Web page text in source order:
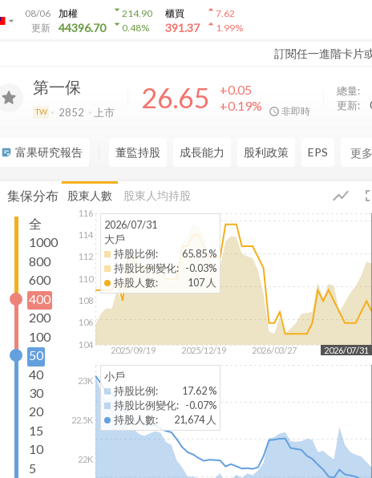
arrow_drop_down
08/06
更新
加權
44396.70
arrow_drop_down214.90
arrow_drop_down0.48%
櫃買
391.37
arrow_drop_up7.62
arrow_drop_up1.99%
訂閱任一進階卡片
第一保
TW 2852 上市 26.65
+0.05
+0.19%
非即時
總量:
更新:
sticky_note_2 富果研究報告 董監持股 成長能力 股利政策 EPS
集保分布 股東人數 股東人均持股 show_chart
5
10
15
20
30
40
50
100
200
400
600
800
1000
全
2025/09/19 2025/12/19 2026/03/27 2026/06/26
116
114
112
110
108
106
104
2026/07/31
2026/07/31
大戶
持股比例:
65.85 %
持股比例變化: -0.03%
持股人數: 107 人
23K
22.5K
22K
小戶
持股比例:
17.62 %
持股比例變化: -0.07%
持股人數: 21,674 人